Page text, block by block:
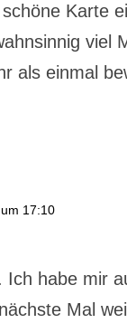
Karte
viel
als einmal
17:10
Ich habe mir
Mal